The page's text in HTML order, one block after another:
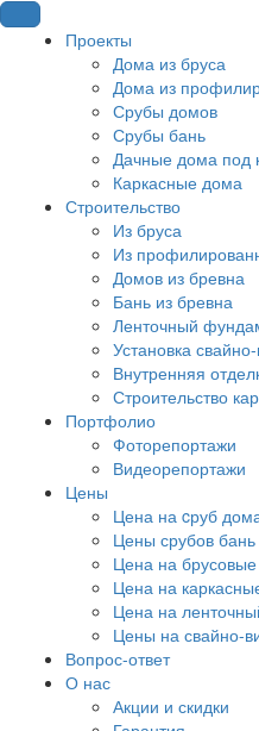
Проекты
Дома из бруса
Дома из
Срубы домов
Срубы бань
Дачные дома под
Каркасные дома
Строительство
Из бруса
Из
Домов из бревна
Бань из бревна
Ленточный
Установка
Внутренняя
Строительство
Портфолио
Фоторепортажи
Видеорепортажи
Цены
Цена на cруб
Цены срубов бань
Цена на
Цена на
Цена на
Цены на свайно-
Вопрос-ответ
О нас
Акции и скидки